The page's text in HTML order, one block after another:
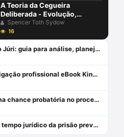
A Teoria da Cegueira
Deliberada - Evolução,
Debates Dogmáticos,
Propostas, Dificuldades de
Aplicabilidade - 2ª Edição
(2022) Capa comum 1 janeiro
Spencer Toth Sydow
16
A defesa no Tribunal do Júri: guia para análise, planejamento e estratégias - junho 2024
OSINT do zero à investigação profissional eBook Kindle
A teoria da perda de uma chance probatória no processo penal - julho 2024
A liberdade é a regra: o tempo jurídico da prisão preventiva - julho 2024